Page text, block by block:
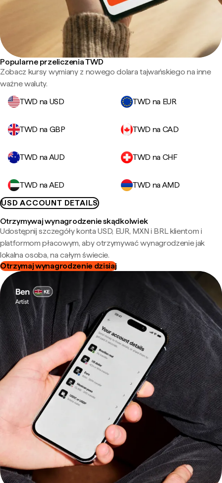
Popularne przeliczenia TWD
Zobacz kursy wymiany z nowego dolara tajwańskiego na inne
ważne waluty.
TWD na USD
TWD na EUR
TWD na GBP TWD na CAD
TWD na AUD TWD na CHF
TWD na AED
TWD na AMD
USD ACCOUNT DETAILS
Otrzymywaj wynagrodzenie skądkolwiek
Udostępnij szczegóły konta USD, EUR, MXN i BRL klientom i
platformom płacowym, aby otrzymywać wynagrodzenie jak
lokalna osoba, na całym świecie.
Otrzymaj wynagrodzenie dzisiaj